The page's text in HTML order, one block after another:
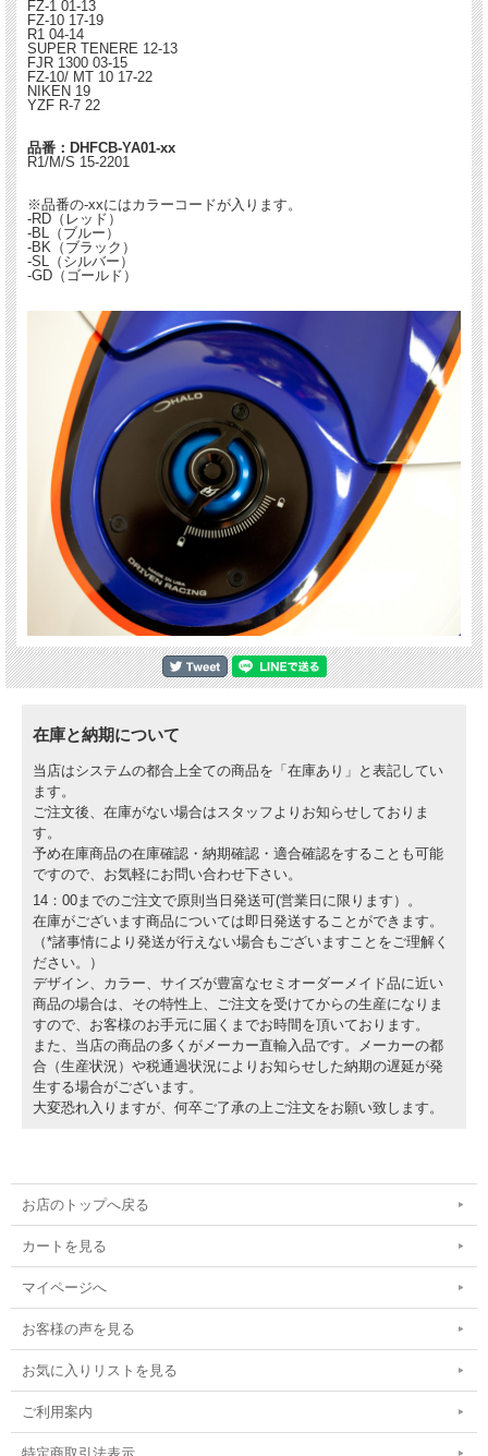
FZ-1 01-13
FZ-10 17-19
R1 04-14
SUPER TENERE 12-13
FJR 1300 03-15
FZ-10/ MT 10 17-22
NIKEN 19
YZF R-7 22
品番：DHFCB-YA01-xx
R1/M/S 15-2201
※品番の-xxにはカラーコードが入ります。
-RD（レッド）
-BL（ブルー）
-BK（ブラック）
-SL（シルバー）
-GD（ゴールド）
在庫と納期について
当店はシステムの都合上全ての商品を「在庫あり」と表記してい
ます。
ご注文後、在庫がない場合はスタッフよりお知らせしておりま
す。
予め在庫商品の在庫確認・納期確認・適合確認をすることも可能
ですので、お気軽にお問い合わせ下さい。
14：00までのご注文で原則当日発送可(営業日に限ります）。
在庫がございます商品については即日発送することができます。
（*諸事情により発送が行えない場合もございますことをご理解く
ださい。）
デザイン、カラー、サイズが豊富なセミオーダーメイド品に近い
商品の場合は、その特性上、ご注文を受けてからの生産になりま
すので、お客様のお手元に届くまでお時間を頂いております。
また、当店の商品の多くがメーカー直輸入品です。メーカーの都
合（生産状況）や税通過状況によりお知らせした納期の遅延が発
生する場合がございます。
大変恐れ入りますが、何卒ご了承の上ご注文をお願い致します。
お店のトップへ戻る
カートを見る
マイページへ
お客様の声を見る
お気に入りリストを見る
ご利用案内